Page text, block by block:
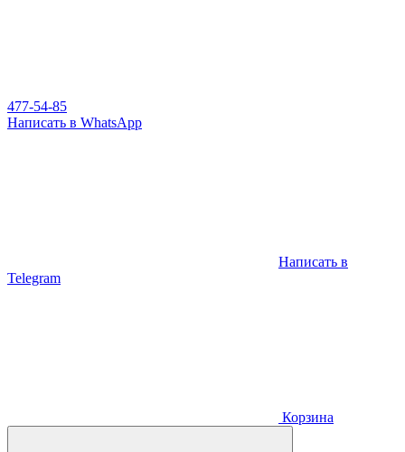
477-54-85
Написать в WhatsApp
Написать в
Telegram
Корзина